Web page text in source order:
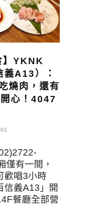
】YKNK
A13）：
燒肉，還有
心！4047
有一間，
歡唱3小時
信義A13」開
餐廳全部營